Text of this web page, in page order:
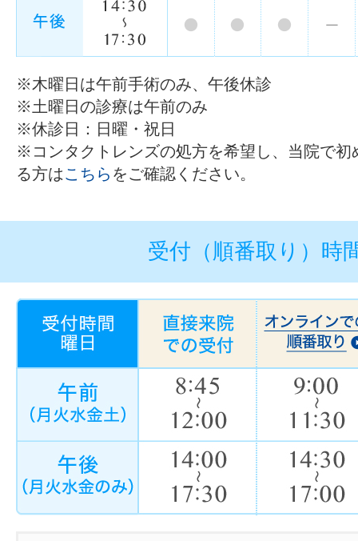
※木曜日は午前手術のみ、午後休診
※土曜日の診療は午前のみ
※休診日：日曜・祝日
※コンタクトレンズの処方を希望し、当院で初
る方はこちら をご確認ください。
受付（順番取り）時